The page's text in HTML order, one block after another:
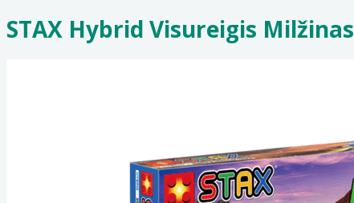
STAX Hybrid Visureigis Milžinas